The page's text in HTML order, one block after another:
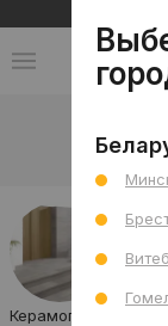
Керамогранит